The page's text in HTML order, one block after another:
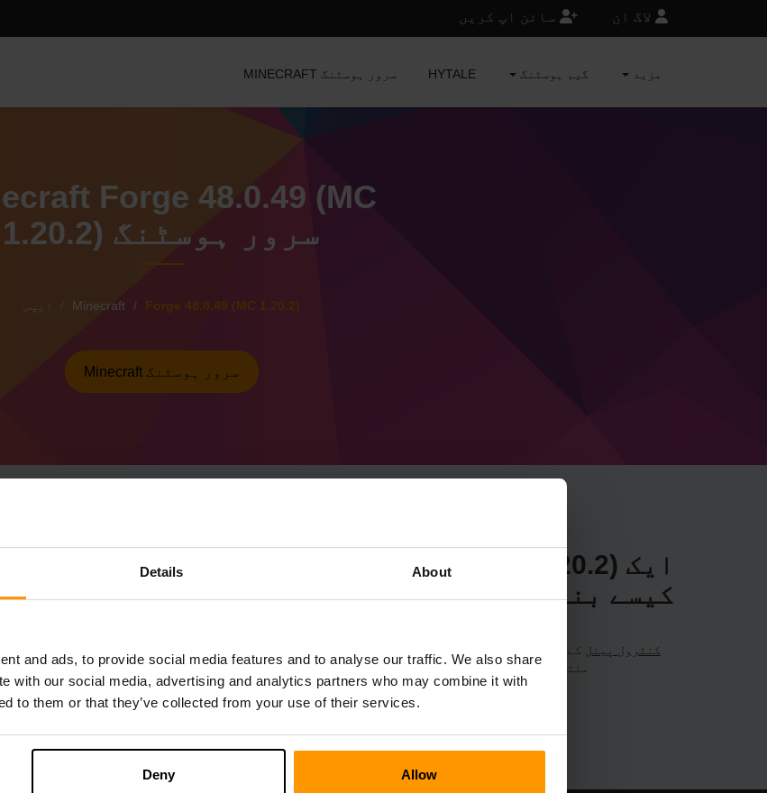
Details About
and ads, to provide social media features and to analyse our traffic. We also share
with our social media, advertising and analytics partners who may combine it with
to them or that they’ve collected from your use of their services.
Deny Allow
لاگ ان سائن اپ کریں
MINECRAFT سرور ہوسٹنگ HYTALE گیم ہوسٹنگ مزید
Forge 48.0.49 (MC
1.20.2) سرور ہوسٹنگ
ایپس Minecraft Forge 48.0.49 (MC 1.20.2)
Minecraft سرور ہوسٹنگ
ایک Minecraft Forge 48.0.49 (MC 1.20.2) سرور
کیسے بنائیں
کنٹرول پینل
منتخب کریں → گیم سرورز → گیم سرور شامل کریں → Forge 48.0.49 (MC 1.20.2))
سرور پر کھیلنے کا مزہ لیں!